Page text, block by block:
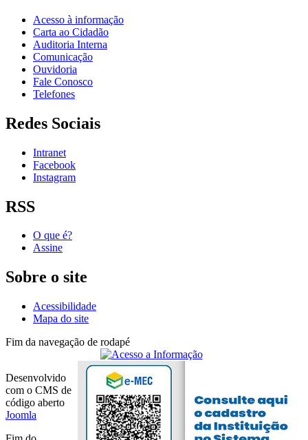
Acesso à informação
Carta ao Cidadão
Auditoria Interna
Comunicação
Ouvidoria
Fale Conosco
Telefones
Redes Sociais
Intranet
Facebook
Instagram
RSS
O que é?
Assine
Sobre o site
Acessibilidade
Mapa do site
Fim da navegação de rodapé
Desenvolvido
com o CMS de
código aberto
Joomla